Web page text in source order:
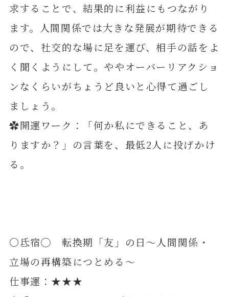
求することで、結果的に利益にもつながり
ます。人間関係では大きな発展が期待できる
ので、社交的な場に足を運び、相手の話をよ
く聞くようにして。ややオーバーリアクショ
ンなくらいがちょうど良いと心得て過ごし
ましょう。
✿開運ワーク：「何か私にできること、あ
りますか？」の言葉を、最低2人に投げかけ
る。
〇氐宿◯ 転換期「友」の日～人間関係・
立場の再構築につとめる～
仕事運：★★★